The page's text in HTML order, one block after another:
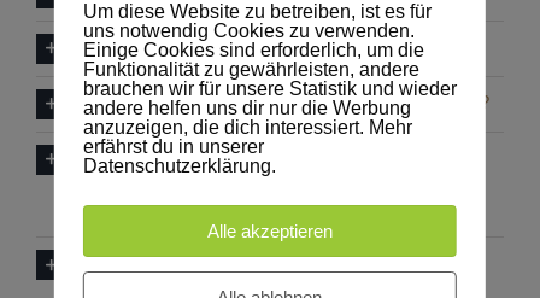
Wer sind die Teilnehmer des HorseFuturePanels?
Wie läuft eine Teilnahme am HorseFuturePanel ab?
Kann ich eine Umfrage noch einmal von vorn
nachträglich ändern?
Wie kann ich mich beim HorseFuturePanel
Um diese Website zu betreiben, ist es für
uns notwendig Cookies zu verwenden.
Einige Cookies sind erforderlich, um die
Funktionalität zu gewährleisten, andere
brauchen wir für unsere Statistik und wieder
andere helfen uns dir nur die Werbung
anzuzeigen, die dich interessiert. Mehr
erfährst du in unserer
Datenschutzerklärung.
Alle akzeptieren